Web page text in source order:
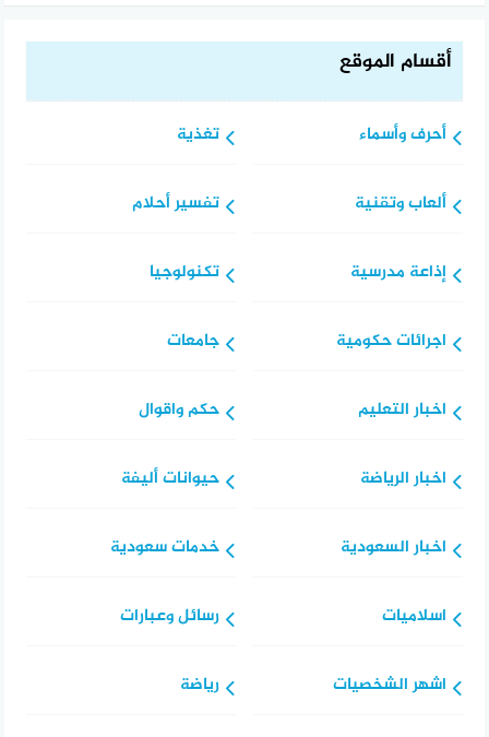
أقسام الموقع
أحرف وأسماء
ألعاب وتقنية
إذاعة مدرسية
اجرائات حكومية
اخبار التعليم
اخبار الرياضة
اخبار السعودية
اسلاميات
اشهر الشخصيات
تغذية
تفسير أحلام
تكنولوجيا
جامعات
حكم واقوال
حيوانات أليفة
خدمات سعودية
رسائل وعبارات
رياضة